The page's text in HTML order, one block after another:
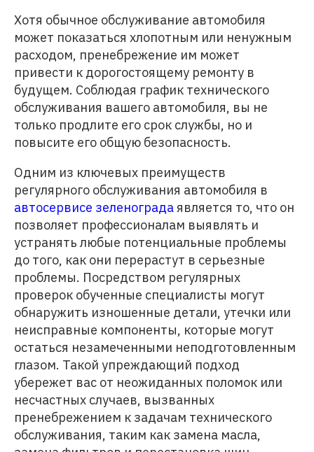
Хотя обычное обслуживание автомобиля
может показаться хлопотным или ненужным
расходом, пренебрежение им может
привести к дорогостоящему ремонту в
будущем. Соблюдая график технического
обслуживания вашего автомобиля, вы не
только продлите его срок службы, но и
повысите его общую безопасность.
Одним из ключевых преимуществ
регулярного обслуживания автомобиля в
автосервисе зеленоградаявляется то, что он
позволяет профессионалам выявлять и
устранять любые потенциальные проблемы
до того, как они перерастут в серьезные
проблемы. Посредством регулярных
проверок обученные специалисты могут
обнаружить изношенные детали, утечки или
неисправные компоненты, которые могут
остаться незамеченными неподготовленным
глазом. Такой упреждающий подход
убережет вас от неожиданных поломок или
несчастных случаев, вызванных
пренебрежением к задачам технического
обслуживания, таким как замена масла,